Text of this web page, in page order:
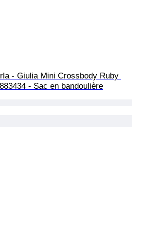
- Giulia Mini Crossbody Ruby
- Sac en bandoulière